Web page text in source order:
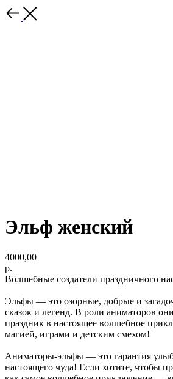
Эльф женский
4000,00
р.
Волшебные создатели праздничного
Эльфы — это озорные, добрые и
сказок и легенд. В роли аниматоров
праздник в настоящее волшебное
магией, играми и детским смехом!
Аниматоры-эльфы — это гарантия
настоящего чуда! Если хотите, чтобы